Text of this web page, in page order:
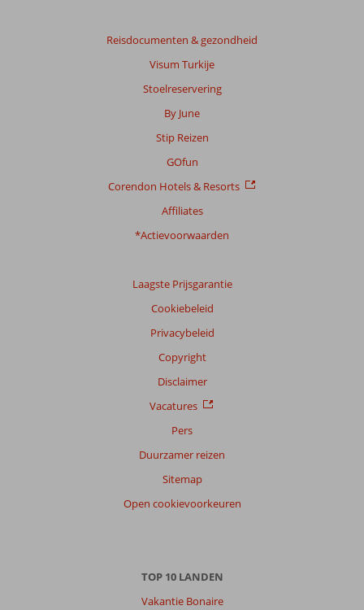
Reisdocumenten & gezondheid
Visum Turkije
Stoelreservering
By June
Stip Reizen
GOfun
Corendon Hotels & Resorts
Affiliates
*Actievoorwaarden
Laagste Prijsgarantie
Cookiebeleid
Privacybeleid
Copyright
Disclaimer
Vacatures
Pers
Duurzamer reizen
Sitemap
Open cookievoorkeuren
TOP 10 LANDEN
Vakantie Bonaire